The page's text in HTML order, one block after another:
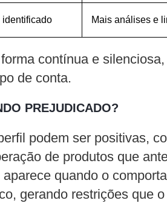
identificado Mais análises e
contínua e silenciosa,
de conta.
PREJUDICADO?
podem ser positivas,
de produtos que
quando o
gerando restrições que